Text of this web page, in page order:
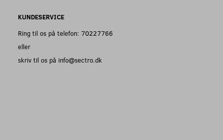
KUNDESERVICE
Ring til os på telefon: 70227766
eller
skriv til os på info@sectro.dk